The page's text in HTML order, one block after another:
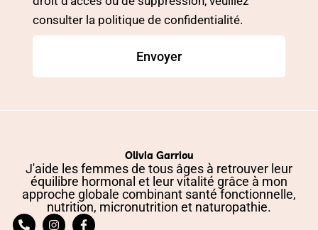
consulter la politique de confidentialité.
Envoyer
Olivia Garriou
J'aide les femmes de tous âges à retrouver leur
équilibre hormonal et leur vitalité grâce à mon
approche globale combinant santé fonctionnelle,
nutrition, micronutrition et naturopathie.